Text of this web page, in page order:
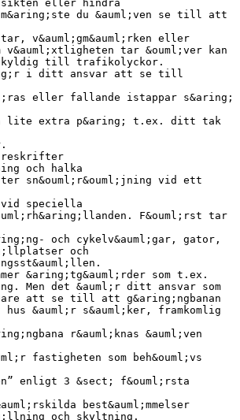
sikten eller hindra
m&aring;ste du &auml;ven se till att
v&auml;gm&auml;rken eller
v&auml;xtligheten tar &ouml;ver kan
till trafikolyckor.
i ditt ansvar att se till
eller fallande istappar s&aring;
extra p&aring; t.ex. ditt tak
och halka
sn&ouml;r&ouml;jning vid ett
vid speciella
F&ouml;rst tar
och cykelv&auml;gar, gator,
och
&aring;tg&auml;rder som t.ex.
Men det &auml;r ditt ansvar som
att se till att g&aring;ngbanan
&auml;r s&auml;ker, framkomlig
r&auml;knas &auml;ven
fastigheten som beh&ouml;vs
enligt 3 &sect; f&ouml;rsta
best&auml;mmelser
och skyltning.